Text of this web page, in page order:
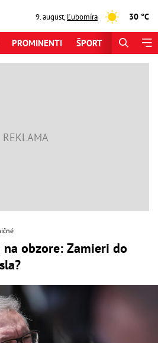
9. august,Ľubomíra 30 °C
PROMINENTI ŠPORT
na obzore: Zamieri do